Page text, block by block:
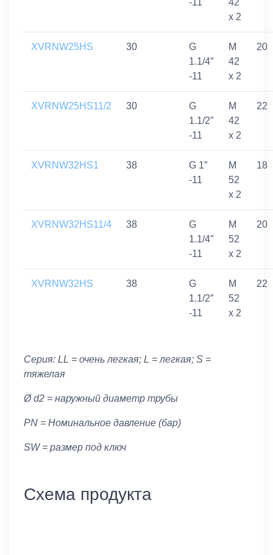
-11
42
x 2
XVRNW25HS 30
G
1.1/4″
-11
M
42
x 2
20
XVRNW25HS11/2 30
G
1.1/2″
-11
M
42
x 2
22
XVRNW32HS1 38
G 1″
-11
M
52
x 2
18
XVRNW32HS11/4 38
G
1.1/4″
-11
M
52
x 2
20
XVRNW32HS 38
G
1.1/2″
-11
M
52
x 2
22
Серия: LL = очень легкая; L = легкая; S =
тяжелая
Ø d2 = наружный диаметр трубы
PN = Номинальное давление (бар)
SW = размер под ключ
Схема продукта